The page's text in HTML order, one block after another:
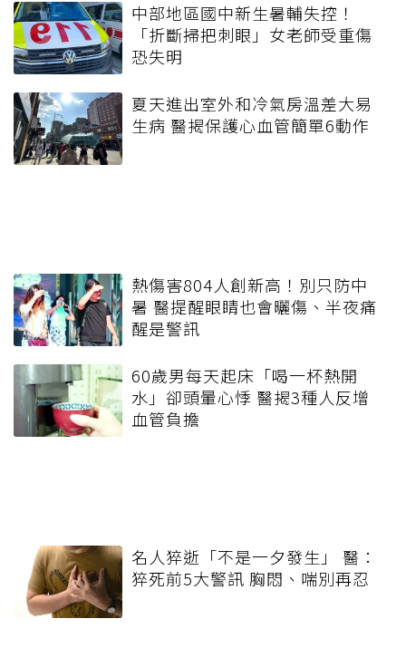
中部地區國中新生暑輔失控！
「折斷掃把刺眼」女老師受重傷
恐失明
夏天進出室外和冷氣房溫差大易
生病 醫揭保護心血管簡單6動作
熱傷害804人創新高！別只防中
暑 醫提醒眼睛也會曬傷、半夜痛
醒是警訊
60歲男每天起床「喝一杯熱開
水」卻頭暈心悸 醫揭3種人反增
血管負擔
名人猝逝「不是一夕發生」 醫：
猝死前5大警訊 胸悶、喘別再忍